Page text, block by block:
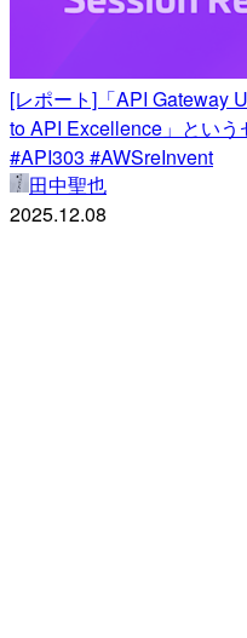
[レポート]「API Gateway
to API Excellence」とい
#API303 #AWSreInvent
田中聖也
2025.12.08